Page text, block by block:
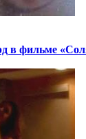
в фильме